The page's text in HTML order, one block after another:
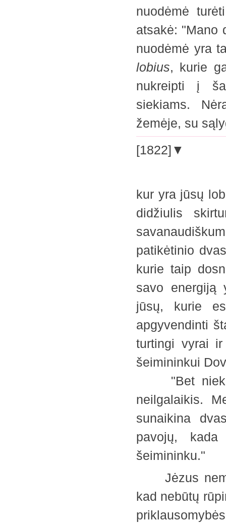
nuodėmė
atsakė: "Mano
nuodėmė yra
lobius, kurie
nukreipti į
siekiams.
žemėje, su
[1822]▼
kur yra jūsų
didžiulis
patikėtinio
kurie taip
savo energiją
jūsų, kurie
apgyvendinti
turtingi vyrai
šeimininkui
"Bet
neilgalaikis.
sunaikina
pavojų,
šeimininku."
Jėzus
kad nebūtų